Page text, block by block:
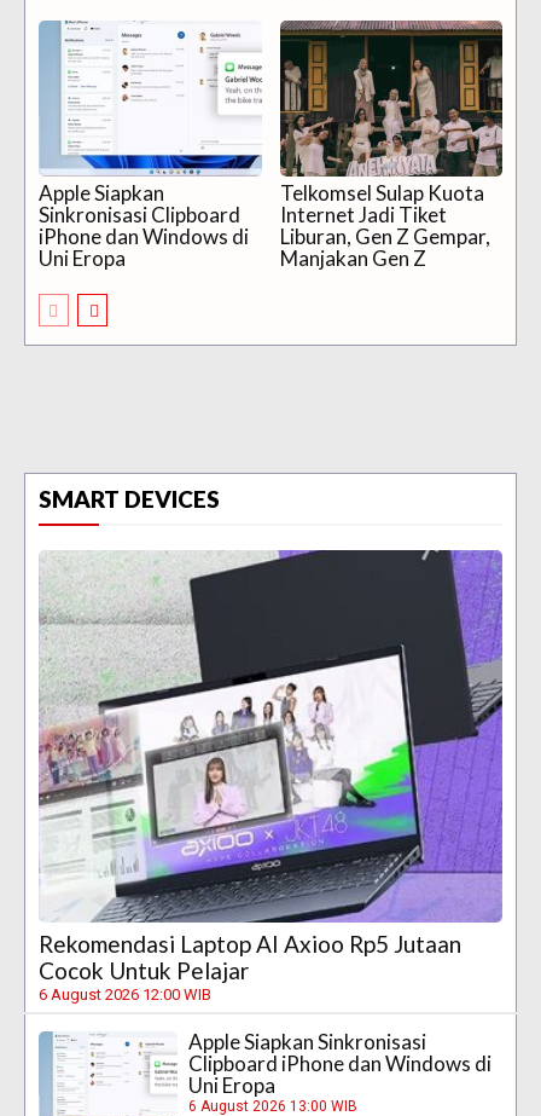
Apple Siapkan
Sinkronisasi Clipboard
iPhone dan Windows di
Uni Eropa
Telkomsel Sulap Kuota
Internet Jadi Tiket
Liburan, Gen Z Gempar,
Manjakan Gen Z
SMART DEVICES
Rekomendasi Laptop AI Axioo Rp5 Jutaan
Cocok Untuk Pelajar
6 August 2026 12:00 WIB
Apple Siapkan Sinkronisasi
Clipboard iPhone dan Windows di
Uni Eropa
6 August 2026 13:00 WIB